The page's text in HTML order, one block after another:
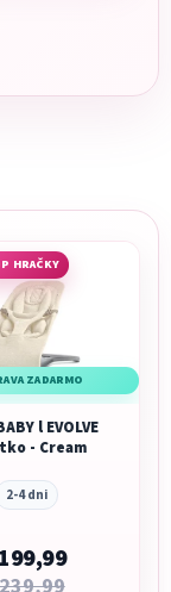
HRAČKY
ZADARMO
l EVOLVE
- Cream
2-4 dni